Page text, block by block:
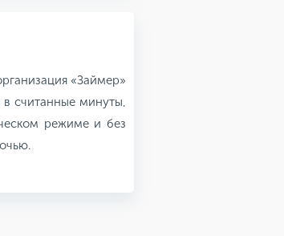
«Займер»
считанные минуты,
режиме и без